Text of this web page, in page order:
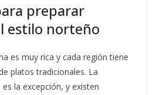
preparar
estilo norteño
es muy rica y cada región tiene
platos tradicionales. La
la excepción, y existen